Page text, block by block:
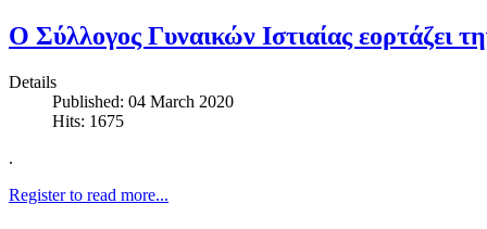
Ο Σύλλογος Γυναικών Ιστιαίας εορτάζει
Details
Published: 04 March 2020
Hits: 1675
.
Register to read more...